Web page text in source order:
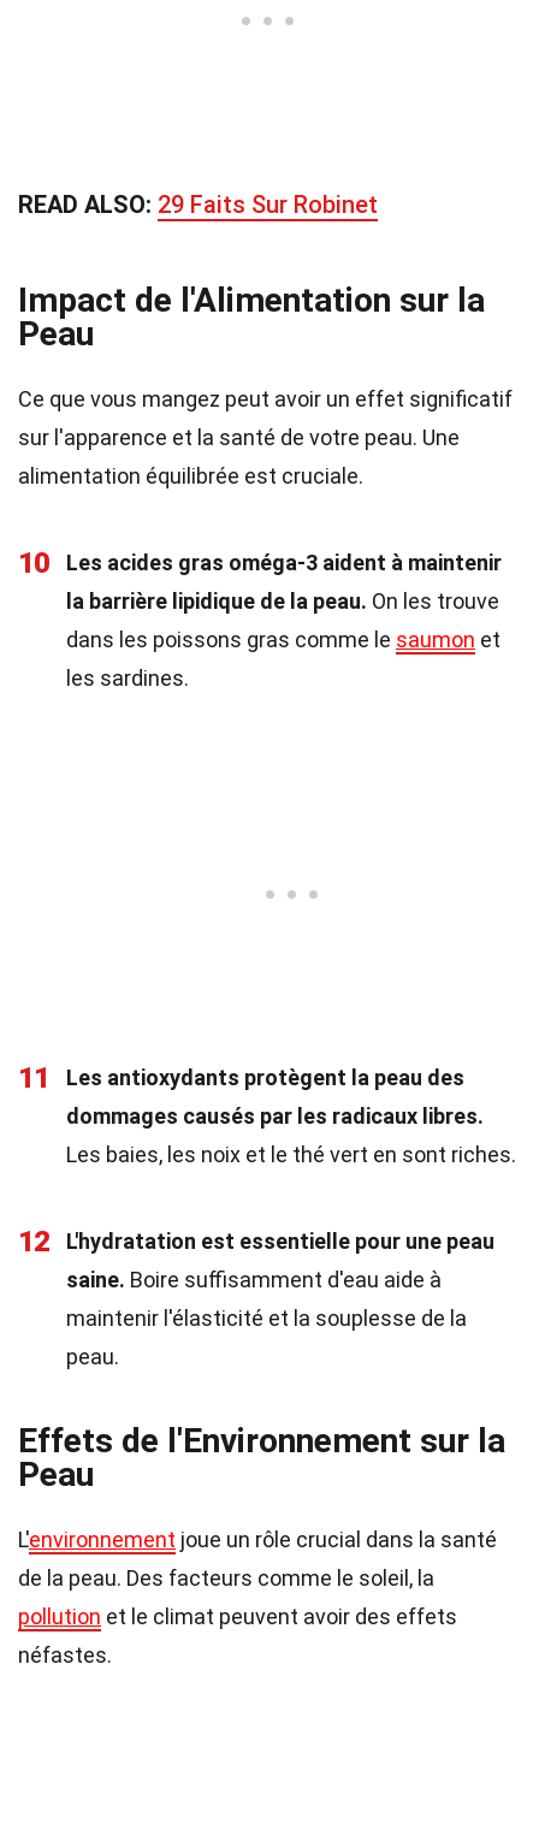
READ ALSO: 29 Faits Sur Robinet
Impact de l'Alimentation sur la
Peau
Ce que vous mangez peut avoir un effet significatif
sur l'apparence et la santé de votre peau. Une
alimentation équilibrée est cruciale.
10
Les acides gras oméga-3 aident à maintenir
la barrière lipidique de la peau. On les trouve
dans les poissons gras comme le saumon et
les sardines.
11
Les antioxydants protègent la peau des
dommages causés par les radicaux libres.
Les baies, les noix et le thé vert en sont riches.
12
L'hydratation est essentielle pour une peau
saine. Boire suffisamment d'eau aide à
maintenir l'élasticité et la souplesse de la
peau.
Effets de l'Environnement sur la
Peau
L'environnement joue un rôle crucial dans la santé
de la peau. Des facteurs comme le soleil, la
pollution et le climat peuvent avoir des effets
néfastes.